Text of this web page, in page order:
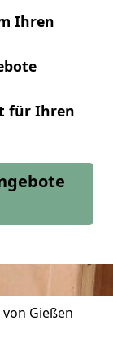
Ihren
für Ihren
Gießen